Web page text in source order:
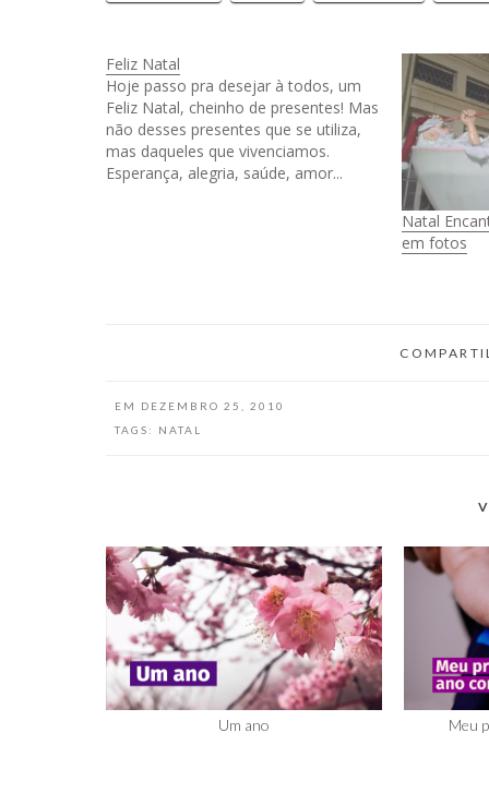
Feliz Natal
Hoje passo pra desejar à todos, um
Feliz Natal, cheinho de presentes! Mas
não desses presentes que se utiliza,
mas daqueles que vivenciamos.
Esperança, alegria, saúde, amor...
Natal
em fotos
EM
DEZEMBRO 25, 2010
TAGS:
NATAL
Um ano Meu